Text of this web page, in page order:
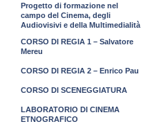
Progetto di formazione nel
campo del Cinema, degli
Audiovisivi e della Multimedialità
CORSO DI REGIA 1 – Salvatore
Mereu
CORSO DI REGIA 2 – Enrico Pau
CORSO DI SCENEGGIATURA
LABORATORIO DI CINEMA
ETNOGRAFICO